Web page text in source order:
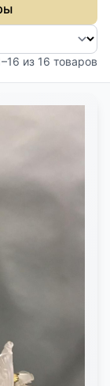
из 16 товаров